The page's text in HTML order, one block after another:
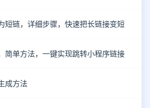
短链，详细步骤，快速把长链接变短
简单方法，一键实现跳转小程序链接
成方法